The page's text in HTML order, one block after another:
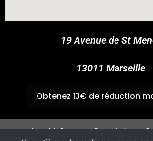
19 Avenue de St
13011 Marseille
✆04 91 44 45 46
Accueil Boutique Panier Univers
Obtenez 10€ de réduction